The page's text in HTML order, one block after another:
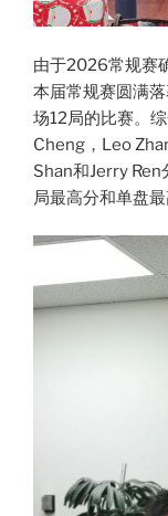
由于2026常规赛
本届常规赛圆满
场12局的比赛。
Cheng，Leo
Shan和Jerry
局最高分和单盘